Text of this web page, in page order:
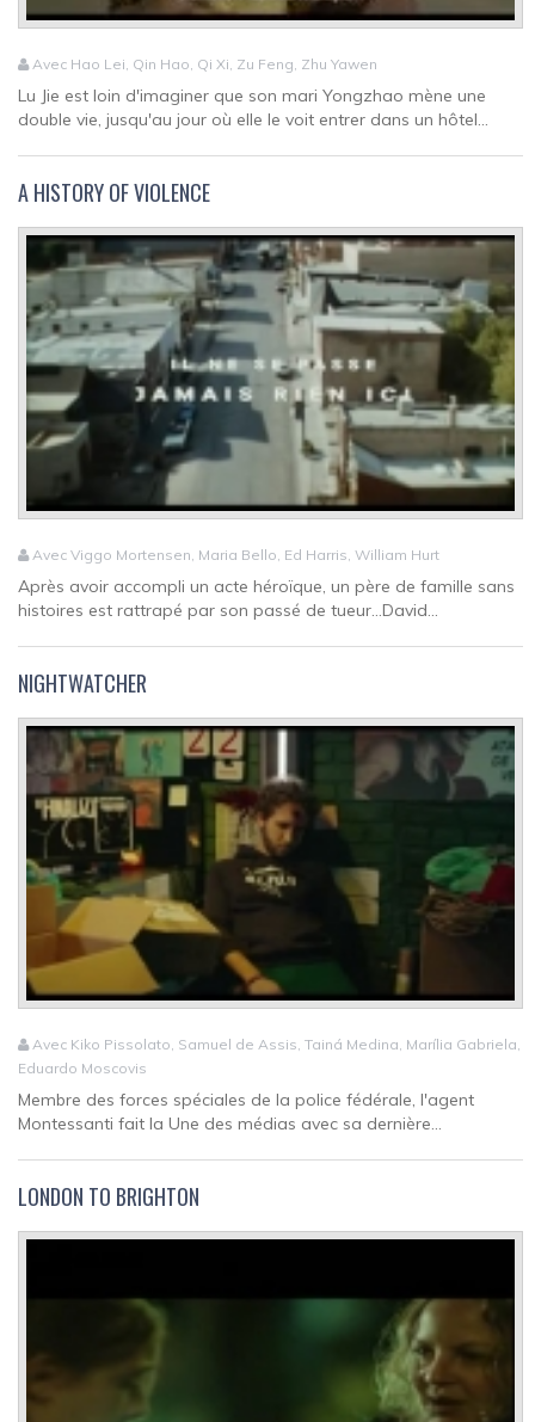
Avec Hao Lei, Qin Hao, Qi Xi, Zu Feng, Zhu Yawen
Lu Jie est loin d'imaginer que son mari Yongzhao mène une
double vie, jusqu'au jour où elle le voit entrer dans un hôtel...
A HISTORY OF VIOLENCE
Avec Viggo Mortensen, Maria Bello, Ed Harris, William Hurt
Après avoir accompli un acte héroïque, un père de famille sans
histoires est rattrapé par son passé de tueur…David...
NIGHTWATCHER
Avec Kiko Pissolato, Samuel de Assis, Tainá Medina, Marília Gabriela,
Eduardo Moscovis
Membre des forces spéciales de la police fédérale, l'agent
Montessanti fait la Une des médias avec sa dernière...
LONDON TO BRIGHTON